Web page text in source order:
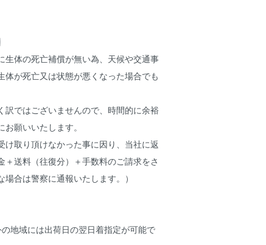
生体の死亡補償が無い為、天候や交通事
体が死亡又は状態が悪くなった場合でも
訳ではございませんので、時間的に余裕
願いいたします。
け取り頂けなかった事に因り、当社に返
＋送料（往復分）＋手数料のご請求をさ
合は警察に通報いたします。）
の地域には出荷日の翌日着指定が可能で